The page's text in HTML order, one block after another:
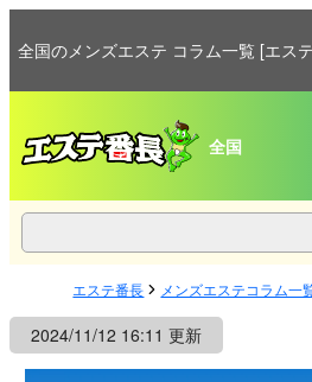
全国のメンズエステ コラム一覧 [エス
全国
エステ番長 メンズエステコラム一
2024/11/12 16:11 更新